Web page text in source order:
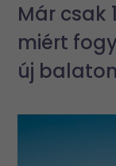
Már csak
miért
új